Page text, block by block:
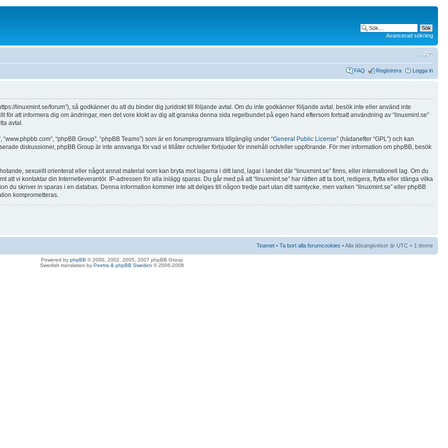
Avancerad sökning
FAQ Registrera Logga in
linuxmint.se/forum”), så godkänner du att du binder dig juridiskt till följande avtal. Om du inte godkänner följande avtal, besök inte eller använd inte
för att informera dig om ändringar, men det vore klokt av dig att granska denna sida regelbundet på egen hand eftersom fortsatt användning av “linuxmint.se”
avtal.
“phpBB Group”, “phpBB Teams”) som är en forumprogramvara tillgänglig under “General Public License” (hädanefter “GPL”) och kan
diskussioner, phpBB Group är inte ansvariga för vad vi tillåter och/eller förbjuder för innehåll och/eller uppförande. För mer information om phpBB, besök
sexuellt orienterat eller något annat material som kan bryta mot lagarna i ditt land, lagar i landet där “linuxmint.se” finns, eller internationell lag. Om du
vi kontaktar din Internetleverantör. IP-adressen för alla inlägg sparas. Du går med på att “linuxmint.se” har rätten att ta bort, redigera, flytta eller stänga vilka
du skriver in sparas i en databas. Denna information kommer inte att delges till någon tredje part utan ditt samtycke, men varken “linuxmint.se” eller phpBB
komprometteras.
Teamet • Ta bort alla forumcookies • Alla tidsangivelser är UTC + 1 timme
Powered by phpBB © 2000, 2002, 2005, 2007 phpBB Group
Swedish translation by Peetra & phpBB Sweden © 2006-2008